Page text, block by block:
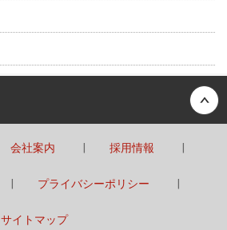
会社案内 採用情報
プライバシーポリシー
サイトマップ